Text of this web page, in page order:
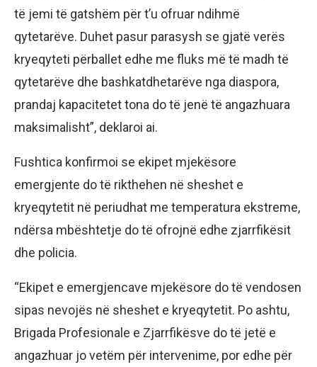
të jemi të gatshëm për t’u ofruar ndihmë
qytetarëve. Duhet pasur parasysh se gjatë verës
kryeqyteti përballet edhe me fluks më të madh të
qytetarëve dhe bashkatdhetarëve nga diaspora,
prandaj kapacitetet tona do të jenë të angazhuara
maksimalisht”, deklaroi ai.
Fushtica konfirmoi se ekipet mjekësore
emergjente do të rikthehen në sheshet e
kryeqytetit në periudhat me temperatura ekstreme,
ndërsa mbështetje do të ofrojnë edhe zjarrfikësit
dhe policia.
“Ekipet e emergjencave mjekësore do të vendosen
sipas nevojës në sheshet e kryeqytetit. Po ashtu,
Brigada Profesionale e Zjarrfikësve do të jetë e
angazhuar jo vetëm për intervenime, por edhe për